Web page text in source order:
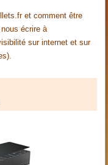
et comment être
écrire à
sur internet et sur